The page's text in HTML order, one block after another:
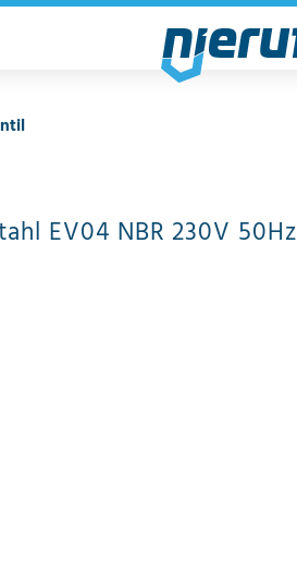
EV04 NBR 230V 50Hz